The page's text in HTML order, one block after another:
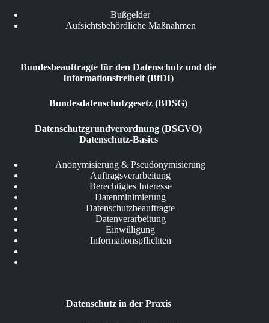
Bußgelder
Aufsichtsbehördliche Maßnahmen
Bundesbeauftragte für den Datenschutz und die
Informationsfreiheit (BfDI)
Bundesdatenschutzgesetz (BDSG)
Datenschutzgrundverordnung (DSGVO)
Datenschutz-Basics
Anonymisierung & Pseudonymisierung
Auftragsverarbeitung
Berechtigtes Interesse
Datenminimierung
Datenschutzbeauftragte
Datenverarbeitung
Einwilligung
Informationspflichten
Datenschutz in der Praxis